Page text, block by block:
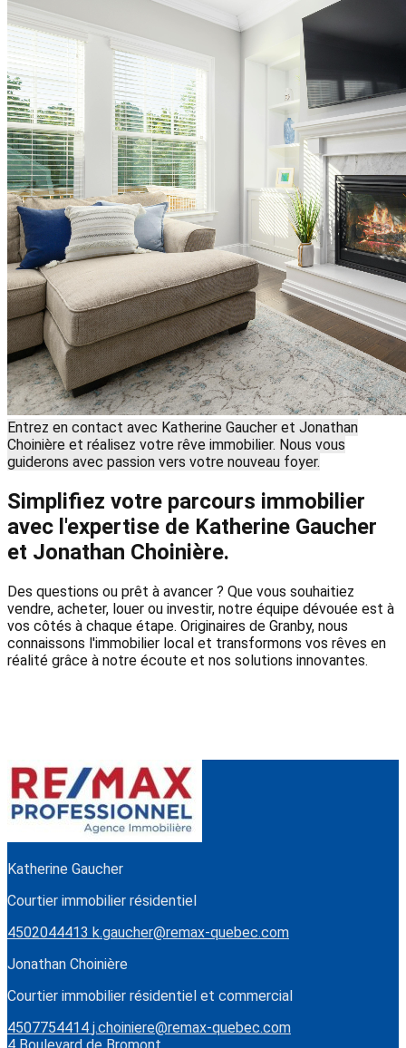
Entrez en contact avec Katherine Gaucher et Jonathan
Choinière et réalisez votre rêve immobilier. Nous vous
guiderons avec passion vers votre nouveau foyer.
Simplifiez votre parcours immobilier
avec l'expertise de Katherine Gaucher
et Jonathan Choinière.
Des questions ou prêt à avancer ? Que vous souhaitiez
vendre, acheter, louer ou investir, notre équipe dévouée est à
vos côtés à chaque étape. Originaires de Granby, nous
connaissons l'immobilier local et transformons vos rêves en
réalité grâce à notre écoute et nos solutions innovantes.
Katherine Gaucher
Courtier immobilier résidentiel
4502044413 k.gaucher@remax-quebec.com
Jonathan Choinière
Courtier immobilier résidentiel et commercial
4507754414 j.choiniere@remax-quebec.com